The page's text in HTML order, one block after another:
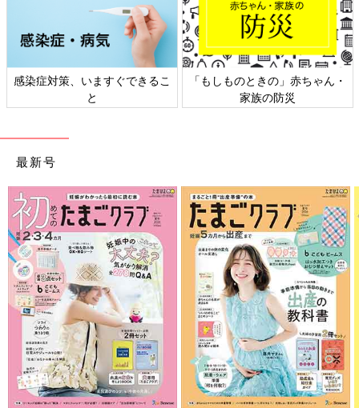
感染症対策、いますぐできるこ
と
「もしものときの」赤ちゃん・
家族の防災
最新号